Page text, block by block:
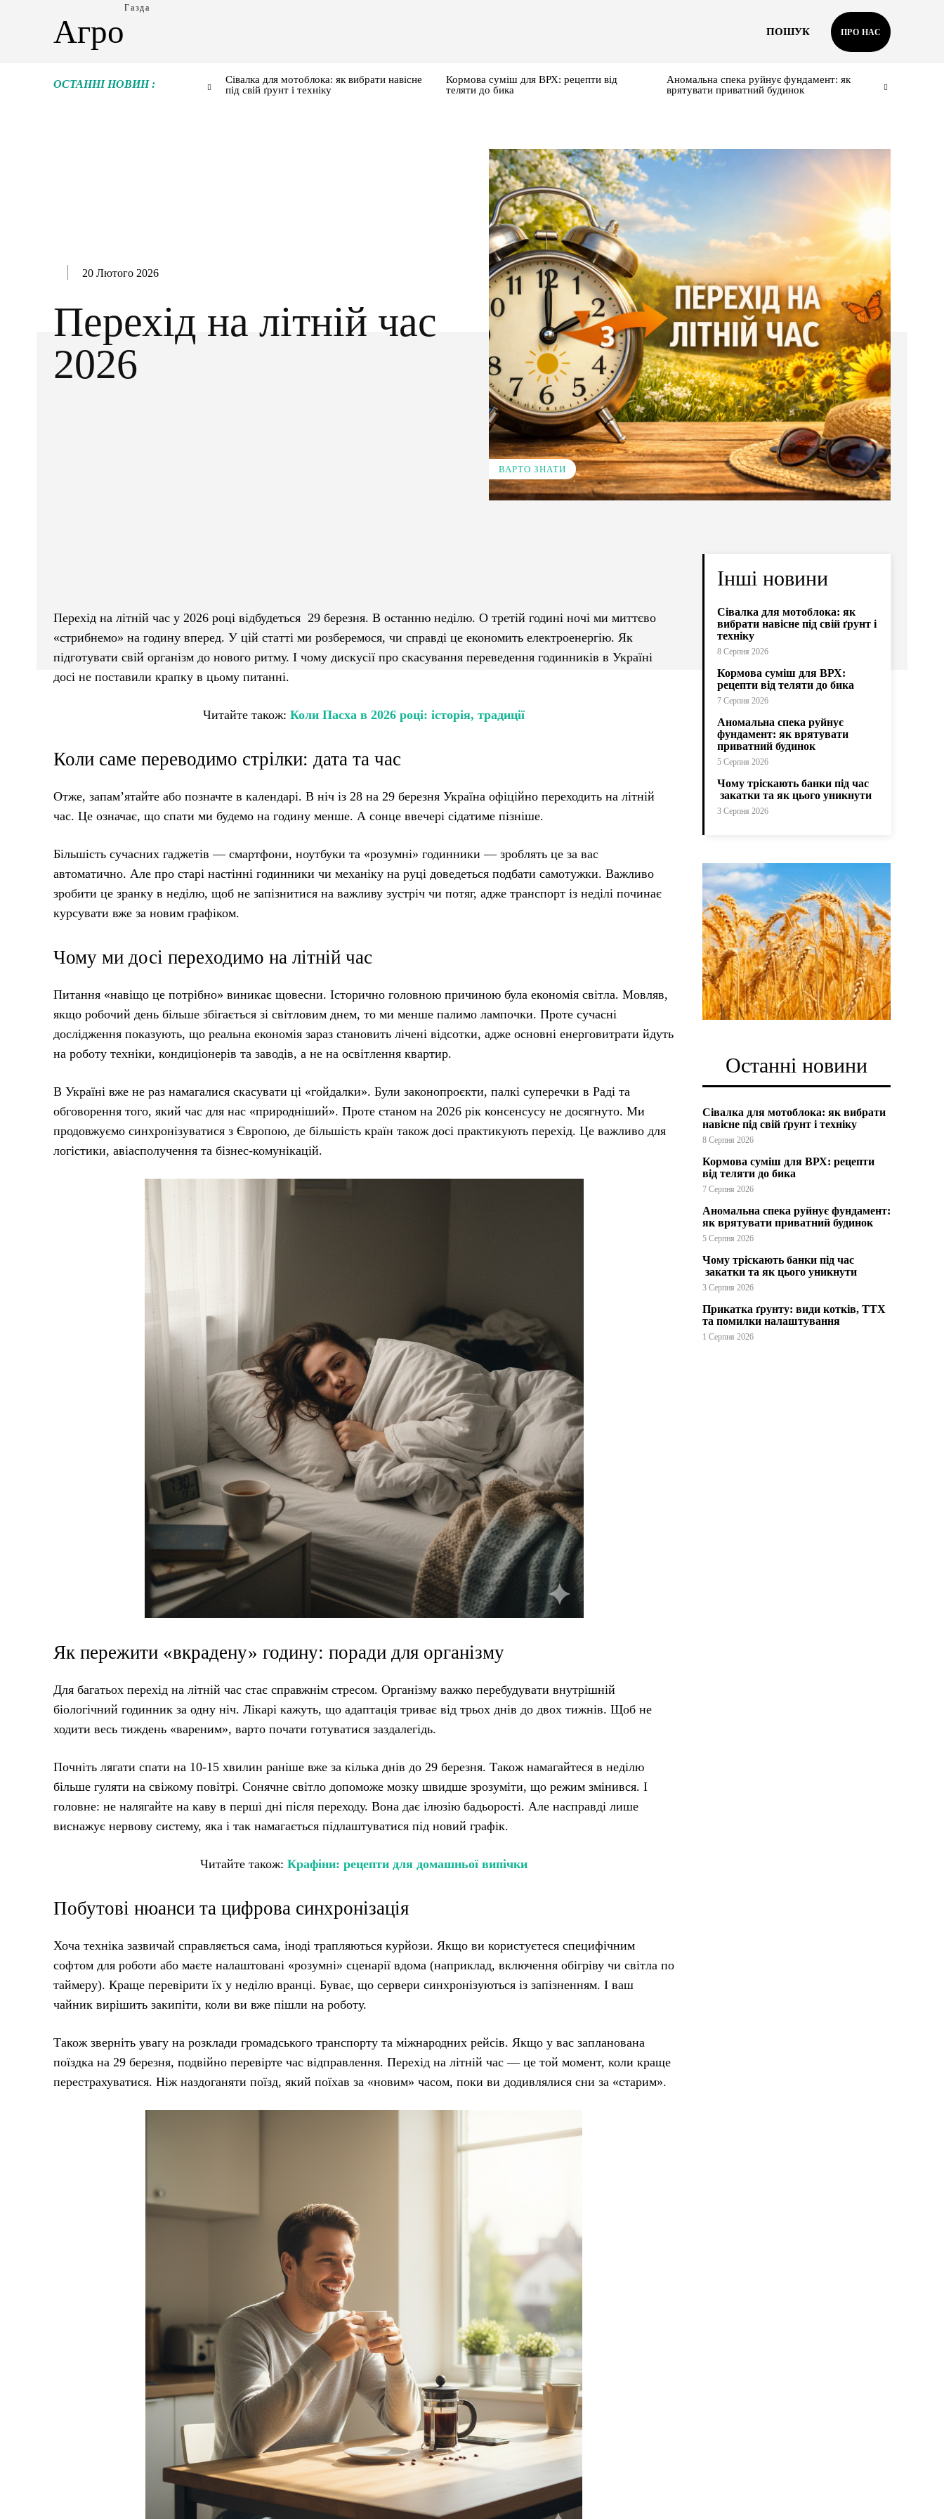
Агро
Газда
ПОШУК ПРО НАС
ОСТАННІ НОВИН :
Сівалка для мотоблока: як вибрати навісне
під свій ґрунт і техніку
Кормова суміш для ВРХ: рецепти від
теляти до бика
Аномальна спека руйнує фундамент: як
врятувати приватний будинок
20 Лютого 2026
Перехід на літній час
2026
ВАРТО ЗНАТИ
Перехід на літній час у 2026 році відбудеться 29 березня. В останню неділю. О третій годині ночі ми миттєво
«стрибнемо» на годину вперед. У цій статті ми розберемося, чи справді це економить електроенергію. Як
підготувати свій організм до нового ритму. І чому дискусії про скасування переведення годинників в Україні
досі не поставили крапку в цьому питанні.
Читайте також: Коли Пасха в 2026 році: історія, традиції
Коли саме переводимо стрілки: дата та час
Отже, запам’ятайте або позначте в календарі. В ніч із 28 на 29 березня Україна офіційно переходить на літній
час. Це означає, що спати ми будемо на годину менше. А сонце ввечері сідатиме пізніше.
Більшість сучасних гаджетів — смартфони, ноутбуки та «розумні» годинники — зроблять це за вас
автоматично. Але про старі настінні годинники чи механіку на руці доведеться подбати самотужки. Важливо
зробити це зранку в неділю, щоб не запізнитися на важливу зустріч чи потяг, адже транспорт із неділі починає
курсувати вже за новим графіком.
Чому ми досі переходимо на літній час
Питання «навіщо це потрібно» виникає щовесни. Історично головною причиною була економія світла. Мовляв,
якщо робочий день більше збігається зі світловим днем, то ми менше палимо лампочки. Проте сучасні
дослідження показують, що реальна економія зараз становить лічені відсотки, адже основні енерговитрати йдуть
на роботу техніки, кондиціонерів та заводів, а не на освітлення квартир.
В Україні вже не раз намагалися скасувати ці «гойдалки». Були законопроєкти, палкі суперечки в Раді та
обговорення того, який час для нас «природніший». Проте станом на 2026 рік консенсусу не досягнуто. Ми
продовжуємо синхронізуватися з Європою, де більшість країн також досі практикують перехід. Це важливо для
логістики, авіасполучення та бізнес-комунікацій.
Як пережити «вкрадену» годину: поради для організму
Для багатьох перехід на літній час стає справжнім стресом. Організму важко перебудувати внутрішній
біологічний годинник за одну ніч. Лікарі кажуть, що адаптація триває від трьох днів до двох тижнів. Щоб не
ходити весь тиждень «вареним», варто почати готуватися заздалегідь.
Почніть лягати спати на 10-15 хвилин раніше вже за кілька днів до 29 березня. Також намагайтеся в неділю
більше гуляти на свіжому повітрі. Сонячне світло допоможе мозку швидше зрозуміти, що режим змінився. І
головне: не налягайте на каву в перші дні після переходу. Вона дає ілюзію бадьорості. Але насправді лише
виснажує нервову систему, яка і так намагається підлаштуватися під новий графік.
Читайте також: Крафіни: рецепти для домашньої випічки
Побутові нюанси та цифрова синхронізація
Хоча техніка зазвичай справляється сама, іноді трапляються курйози. Якщо ви користуєтеся специфічним
софтом для роботи або маєте налаштовані «розумні» сценарії вдома (наприклад, включення обігріву чи світла по
таймеру). Краще перевірити їх у неділю вранці. Буває, що сервери синхронізуються із запізненням. І ваш
чайник вирішить закипіти, коли ви вже пішли на роботу.
Також зверніть увагу на розклади громадського транспорту та міжнародних рейсів. Якщо у вас запланована
поїздка на 29 березня, подвійно перевірте час відправлення. Перехід на літній час — це той момент, коли краще
перестрахуватися. Ніж наздоганяти поїзд, який поїхав за «новим» часом, поки ви додивлялися сни за «старим».
Інші новини
Сівалка для мотоблока: як
вибрати навісне під свій ґрунт і
техніку
8 Серпня 2026
Кормова суміш для ВРХ:
рецепти від теляти до бика
7 Серпня 2026
Аномальна спека руйнує
фундамент: як врятувати
приватний будинок
5 Серпня 2026
Чому тріскають банки під час
закатки та як цього уникнути
3 Серпня 2026
Останні новини
Сівалка для мотоблока: як вибрати
навісне під свій ґрунт і техніку
8 Серпня 2026
Кормова суміш для ВРХ: рецепти
від теляти до бика
7 Серпня 2026
Аномальна спека руйнує фундамент:
як врятувати приватний будинок
5 Серпня 2026
Чому тріскають банки під час
закатки та як цього уникнути
3 Серпня 2026
Прикатка ґрунту: види котків, ТТХ
та помилки налаштування
1 Серпня 2026